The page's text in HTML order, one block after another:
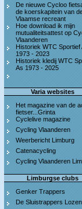
De nieuwe Cycloo
de koerskapitein van
Vlaamse recreant
Hoe download ik mijn
mutualiteitsattest op
Vlaanderen
Historiek WTC Sportief
1973 - 2023
Historiek kledij WTC
As 1973 - 2025
Varia websites
Het magazine van de
fietser...Grinta
Cyclelive magazine
Cycling Vlaanderen
Weerbericht Limburg
Catenacycling
Cycling Vlaanderen
Limburgse clubs
Genker Trappers
De Sluistrappers Lozen